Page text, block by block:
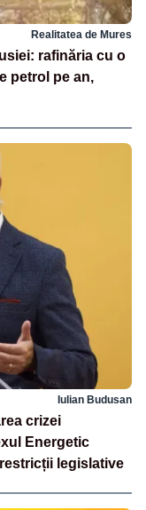
Realitatea de Mures
rafinăria cu o
petrol pe an,
Iulian Budusan
crizei
Energetic
legislative